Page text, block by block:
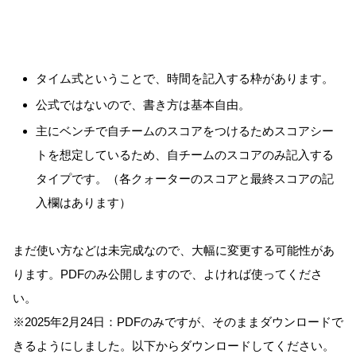
タイム式ということで、時間を記入する枠があります。
公式ではないので、書き方は基本自由。
主にベンチで自チームのスコアをつけるためスコアシー
トを想定しているため、自チームのスコアのみ記入する
タイプです。（各クォーターのスコアと最終スコアの記
入欄はあります）
まだ使い方などは未完成なので、大幅に変更する可能性があ
ります。PDFのみ公開しますので、よければ使ってくださ
い。
※2025年2月24日：PDFのみですが、そのままダウンロードで
きるようにしました。以下からダウンロードしてください。